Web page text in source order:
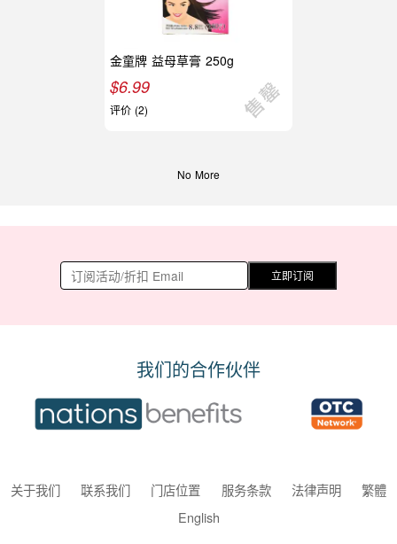
金童牌 益母草膏 250g
$6.99
评价 (2)
No More
立即订阅
我们的合作伙伴
关于我们 联系我们 门店位置 服务条款 法律声明
繁體
English